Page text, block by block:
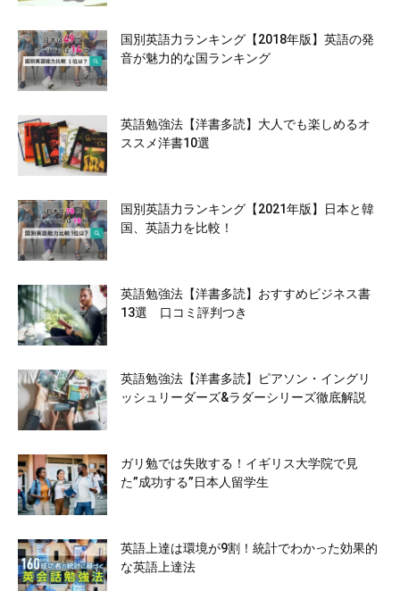
国別英語力ランキング【2018年版】英語の発
音が魅力的な国ランキング
英語勉強法【洋書多読】大人でも楽しめるオ
ススメ洋書10選
国別英語力ランキング【2021年版】日本と韓
国、英語力を比較！
英語勉強法【洋書多読】おすすめビジネス書
13選 口コミ評判つき
英語勉強法【洋書多読】ピアソン・イングリ
ッシュリーダーズ&ラダーシリーズ徹底解説
ガリ勉では失敗する！イギリス大学院で見
た”成功する”日本人留学生
英語上達は環境が9割！統計でわかった効果的
な英語上達法